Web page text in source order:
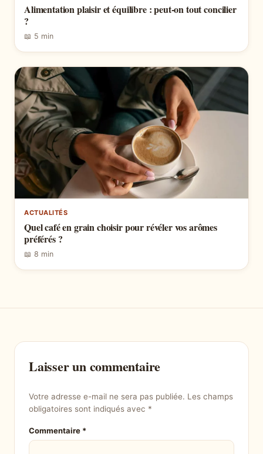
Alimentation plaisir et équilibre : peut-on tout concilier
?
📖 5 min
ACTUALITÉS
Quel café en grain choisir pour révéler vos arômes
préférés ?
📖 8 min
Laisser un commentaire
Votre adresse e-mail ne sera pas publiée. Les champs
obligatoires sont indiqués avec *
Commentaire *